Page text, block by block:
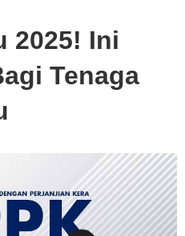
2025! Ini
Tenaga